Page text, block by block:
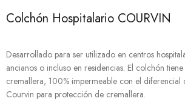
Colchón Hospitalario COURVIN
Desarrollado para ser utilizado en centros
ancianos o incluso en residencias. El colchón
cremallera, 100% impermeable con el diferencial
Courvin para protección de cremallera.